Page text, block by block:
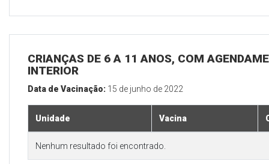
CRIANÇAS DE 6 A 11 ANOS, COM
INTERIOR
Data de Vacinação: 15 de junho de 2022
Unidade Vacina
Nenhum resultado foi encontrado.